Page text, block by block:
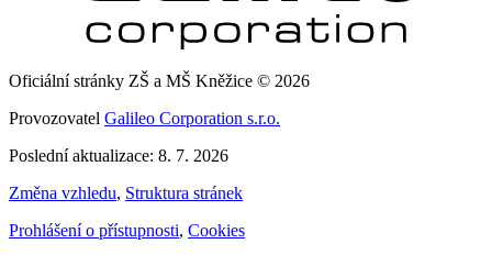
Oficiální stránky ZŠ a MŠ Kněžice © 2026
Provozovatel Galileo Corporation s.r.o.
Poslední aktualizace: 8. 7. 2026
Změna vzhledu, Struktura stránek
Prohlášení o přístupnosti, Cookies